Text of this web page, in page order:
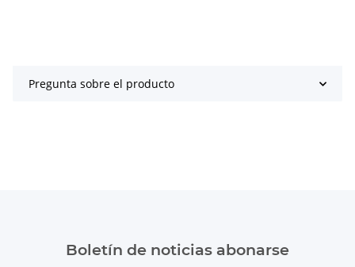
Pregunta sobre el producto
Boletín de noticias abonarse